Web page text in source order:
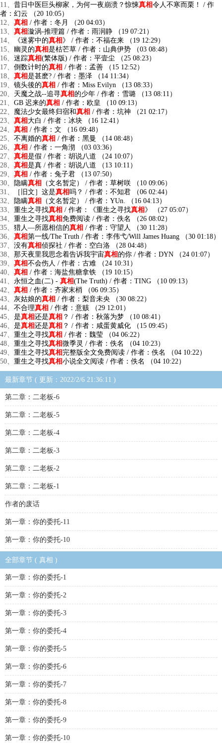
11、 昔日中医巨头柳家，为何一夜崩溃？惊悚真相令人不寒而栗！ / 作
者：幻云 （20 10:05）
12、 真相 / 作者：冬月 （20 04:03）
13、 真相漩涡-推理篇 / 作者：雨润静 （19 07:21）
14、
《迷雾中的真相 》 / 作者：不福在来 （19 12:29）
15、
幽灵的真相是枯芒草 / 作者：山典伊势 （03 08:48）
16、 迷踪真相(繁体版) / 作者：平壹尘 （25 08:23）
17、 倒数计时的真相 / 作者：孟善 （15 12:52）
18、 真相是甚麽? / 作者：墨泽 （14 11:34）
19、 镜头後的真相 / 作者：Miss Evilyn （13 08:33）
20、 天魔之战--追寻真相 的少年 / 作者：雪璐 （13 08:11）
21、 GB 迟来的真相 / 作者：欧皇 （10 09:13）
22、 魔法少女最终归宿和真相 / 作者：坑神 （21 02:17）
23、 真相 大白 / 作者：冰块 （16 12:41）
24、 真相 / 作者：文 （16 09:48）
25、 不离婚的真相 / 作者：黑曼 （14 08:48）
26、 真相 / 作者：一角沏 （03 03:36）
27、 真相是假 / 作者：胡说八道 （24 10:07）
28、 真相是真 / 作者：胡说八道 （13 10:11）
29、 真相 / 作者：兔子君 （13 07:50）
30、
隐瞒真相
（文名暂定） / 作者：草树咲 （10 09:06）
31、
［旧文］这是真相吗？ / 作者：不知君 （06 02:44）
32、
隐瞒真相
（文名暂定） / 作者：YUn. （16 04:13）
33、 重生之寻找真相 / 作者：《重生之寻找真相 》 （27 05:07）
34、 重生之寻找真相免费阅读 / 作者：佚名 （26 08:02）
35、 猎人—所愿相信的真相 / 作者：守望人 （30 11:28）
36、 真相第一线/The Truth / 作者：李伟弋/Will James Huang （30 01:18）
37、 没有真相侦探社 / 作者：空白洛 （28 04:48）
38、 那天夜里我思念着告诉我宇宙真相 的你 / 作者：DYN （24 01:07）
39、 真相不会伤人 / 作者：古难 （24 10:31）
40、 真相 / 作者：海盐焦糖拿铁 （19 10:15）
41、 永恒之血(二) - 真相(The Truth) / 作者：TING （10 09:13）
42、 真相 / 作者：齐家末梢 （06 09:35）
43、 灰姑娘的真相 / 作者：梨音未央 （30 08:22）
44、 不合理真相 / 作者：意赅 （29 12:01）
45、 是真相还是真相 ？ / 作者：秋落为梦 （10 08:41）
46、 是真相还是真相 ？ / 作者：咸蛋黄威化 （15 09:45）
47、 重生之寻找真相 / 作者：魏莹 （04 06:22）
48、 重生之寻找真相微季灵 / 作者：佚名 （04 10:23）
49、 重生之寻找真相 完整版全文免费阅读 / 作者：佚名 （04 10:22）
50、 重生之寻找真相小说全文阅读 / 作者：佚名 （04 10:22）
最新章节 ( 更新：2022/2/6 21:36:11 )
第二章：二老板-6
第二章：二老板-5
第二章：二老板-4
第二章：二老板-3
第二章：二老板-2
第二章：二老板-1
作者的废话
第一章：你的委托-11
第一章：你的委托-10
全部章节 ( 真相 )
第一章：你的委托-1
第一章：你的委托-2
第一章：你的委托-3
第一章：你的委托-4
第一章：你的委托-5
第一章：你的委托-6
第一章：你的委托-7
第一章：你的委托-8
第一章：你的委托-9
第一章：你的委托-10